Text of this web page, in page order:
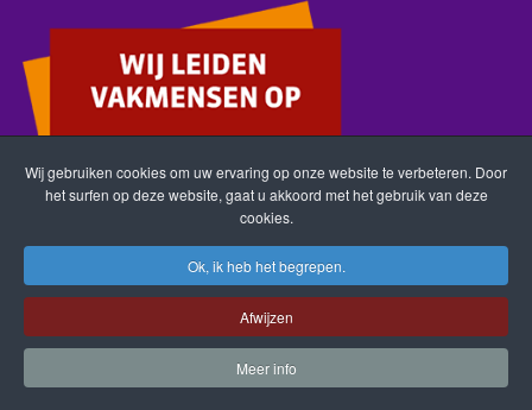
Wij gebruiken cookies om uw ervaring op onze website te verbeteren. Door
het surfen op deze website, gaat u akkoord met het gebruik van deze
cookies.
Ok, ik heb het begrepen.
Afwijzen
Meer info